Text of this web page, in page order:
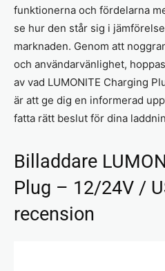
funktionerna och fördelarna
se hur den står sig i
marknaden. Genom att
och användarvänlighet,
av vad LUMONITE Charging
är att ge dig en informerad
fatta rätt beslut för dina
Billaddare
Plug – 12/24V /
recension